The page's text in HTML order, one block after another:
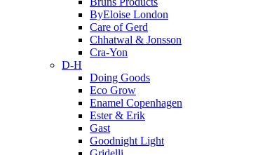
ByEloise London
Care of Gerd
Chhatwal & Jonsson
Cra-Yon
D-H
Doing Goods
Eco Grow
Enamel Copenhagen
Ester & Erik
Gast
Goodnight Light